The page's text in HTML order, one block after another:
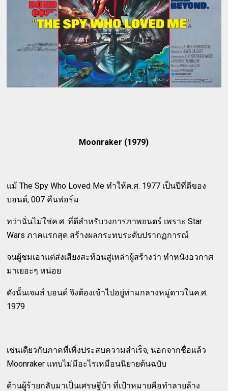
Moonraker (1979)
แม้ The Spy Who Loved Me ทำให้ค.ศ. 1977 เป็นปีที่ดีของ
บอนด์, 007 คืนฟอร์ม
ทว่านั่นไม่ใช่ค.ศ. ที่ดีสำหรับวงการภาพยนตร์ เพราะ Star
Wars ภาคแรกสุด สร้างผลกระทบระดับปรากฏการณ์
จนผู้ชมเอาแต่ส่งเสียงสะท้อนสู่เหล่าผู้สร้างว่า ทำหนังอวกาศ
มาเยอะๆ หน่อย
ดังนั้นเจมส์ บอนด์ จึงต้องเข้าไปอยู่ท่ามกลางหมู่ดาวในค.ศ.
1979
เช่นเดียวกับภาคที่เพิ่งประสบความสำเร็จ, นอกจากชื่อแล้ว
Moonraker แทบไม่มีอะไรเหมือนนิยายต้นฉบับ
ด้านผู้ร้ายกลับมาเป็นเศรษฐีบ้า ที่เป้าหมายคือทำลายล้าง